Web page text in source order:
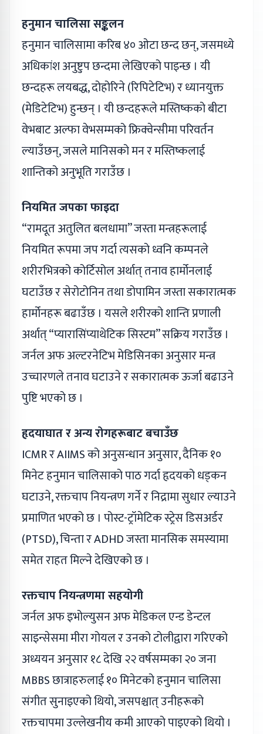
हनुमान चालिसा सङ्कलन
हनुमान चालिसामा करिब ४० ओटा छन्द छन्, जसमध्ये
अधिकांश अनुष्टुप छन्दमा लेखिएको पाइन्छ । यी
छन्दहरू लयबद्ध, दोहोरिने (रिपिटेटिभ) र ध्यानयुक्त
(मेडिटेटिभ) हुन्छन् । यी छन्दहरूले मस्तिष्कको बीटा
वेभबाट अल्फा वेभसम्मको फ्रिक्वेन्सीमा परिवर्तन
ल्याउँछन्, जसले मानिसको मन र मस्तिष्कलाई
शान्तिको अनुभूति गराउँछ ।
नियमित जपका फाइदा
“रामदूत अतुलित बलधामा” जस्ता मन्त्रहरूलाई
नियमित रूपमा जप गर्दा त्यसको ध्वनि कम्पनले
शरीरभित्रको कोर्टिसोल अर्थात् तनाव हार्मोनलाई
घटाउँछ र सेरोटोनिन तथा डोपामिन जस्ता सकारात्मक
हार्मोनहरू बढाउँछ । यसले शरीरको शान्ति प्रणाली
अर्थात् “प्यारासिंप्याथेटिक सिस्टम” सक्रिय गराउँछ ।
जर्नल अफ अल्टरनेटिभ मेडिसिनका अनुसार मन्त्र
उच्चारणले तनाव घटाउने र सकारात्मक ऊर्जा बढाउने
पुष्टि भएको छ ।
हृदयाघात र अन्य रोगहरूबाट बचाउँछ
ICMR र AIIMS को अनुसन्धान अनुसार, दैनिक १०
मिनेट हनुमान चालिसाको पाठ गर्दा हृदयको धड्कन
घटाउने, रक्तचाप नियन्त्रण गर्ने र निद्रामा सुधार ल्याउने
प्रमाणित भएको छ । पोस्ट-ट्रॉमेटिक स्ट्रेस डिसअर्डर
(PTSD), चिन्ता र ADHD जस्ता मानसिक समस्यामा
समेत राहत मिल्ने देखिएको छ ।
रक्तचाप नियन्त्रणमा सहयोगी
जर्नल अफ इभोल्युसन अफ मेडिकल एन्ड डेन्टल
साइन्सेसमा मीरा गोयल र उनको टोलीद्वारा गरिएको
अध्ययन अनुसार १८ देखि २२ वर्षसम्मका २० जना
MBBS छात्राहरुलाई १० मिनेटको हनुमान चालिसा
संगीत सुनाइएको थियो, जसपश्चात् उनीहरूको
रक्तचापमा उल्लेखनीय कमी आएको पाइएको थियो ।